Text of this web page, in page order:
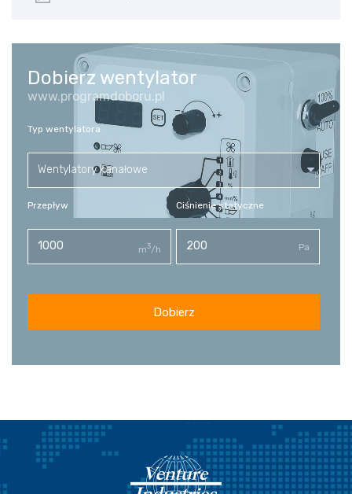
Dobierz wentylator
www.programdoboru.pl
Typ wentylatora
Wentylatory kanałowe
Przepływ
m3/h
Ciśnienie statyczne
Pa
Dobierz